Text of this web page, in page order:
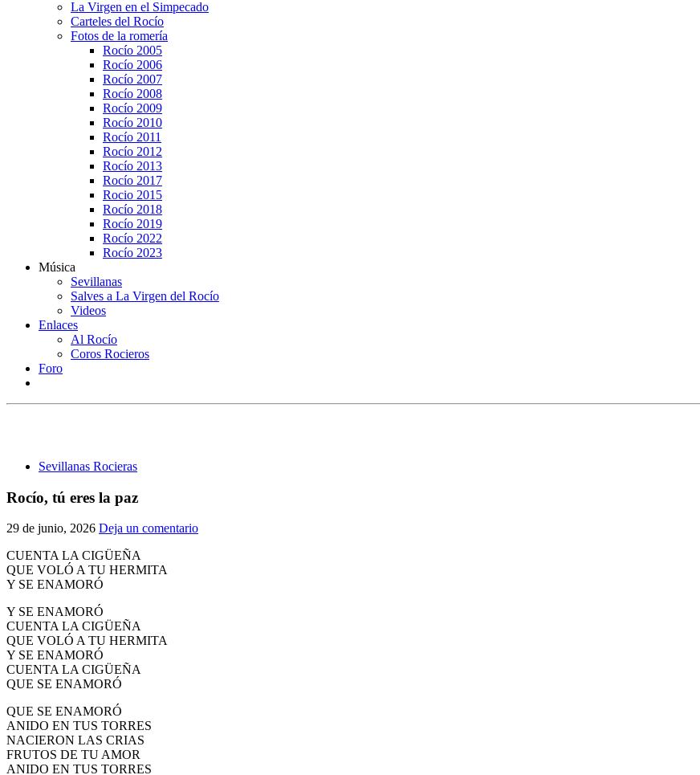
La Virgen en el Simpecado
Carteles del Rocío
Fotos de la romería
Rocío 2005
Rocío 2006
Rocío 2007
Rocío 2008
Rocío 2009
Rocío 2010
Rocío 2011
Rocío 2012
Rocío 2013
Rocío 2017
Rocio 2015
Rocío 2018
Rocío 2019
Rocío 2022
Rocío 2023
Música
Sevillanas
Salves a La Virgen del Rocío
Videos
Enlaces
Al Rocío
Coros Rocieros
Foro
Sevillanas Rocieras
Rocío, tú eres la paz
29 de junio, 2026 Deja un comentario
CUENTA LA CIGÜEÑA
QUE VOLÓ A TU HERMITA
Y SE ENAMORÓ
Y SE ENAMORÓ
CUENTA LA CIGÜEÑA
QUE VOLÓ A TU HERMITA
Y SE ENAMORÓ
CUENTA LA CIGÜEÑA
QUE SE ENAMORÓ
QUE SE ENAMORÓ
ANIDO EN TUS TORRES
NACIERON LAS CRIAS
FRUTOS DE TU AMOR
ANIDO EN TUS TORRES